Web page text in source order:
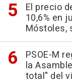
El precio
10,6% en
Móstoles,
PSOE-M
la
total" del